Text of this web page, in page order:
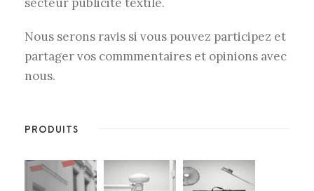
Nous serons ravis si vous pouvez participez et
partager vos commmentaires et opinions avec
nous.
PRODUITS